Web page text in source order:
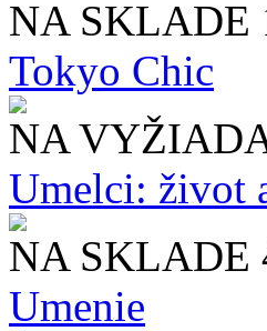
NA SKLADE
Tokyo Chic
NA
Umelci: život
NA SKLADE
Umenie